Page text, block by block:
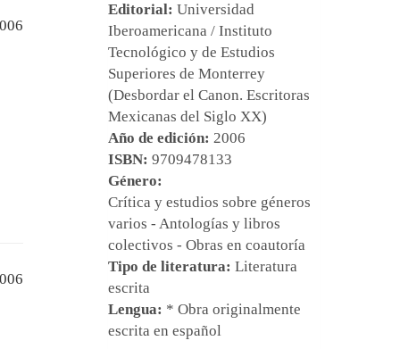
Editorial: Universidad
Iberoamericana / Instituto
Tecnológico y de Estudios
Superiores de Monterrey
(Desbordar el Canon. Escritoras
Mexicanas del Siglo XX)
Año de edición: 2006
ISBN: 9709478133
Género:
Crítica y estudios sobre géneros
varios - Antologías y libros
colectivos - Obras en coautoría
Tipo de literatura: Literatura
escrita
Lengua: * Obra originalmente
escrita en español